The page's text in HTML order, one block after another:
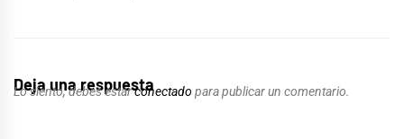
Deja una respuesta
Lo siento, debes estarconectado para publicar un comentario.